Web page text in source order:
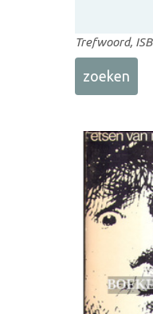
Trefwoord,